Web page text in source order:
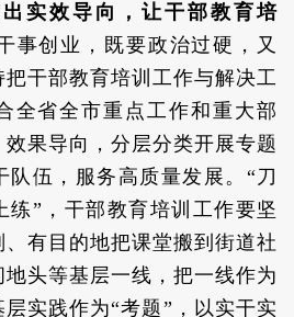
实效导向，让干部教育培
事创业，既要政治过硬，又
干部教育培训工作与解决工
全省全市重点工作和重大部
果导向，分层分类开展专题
队伍，服务高质量发展。“刀
练”，干部教育培训工作要坚
有目的地把课堂搬到街道社
头等基层一线，把一线作为
实践作为“考题”，以实干实